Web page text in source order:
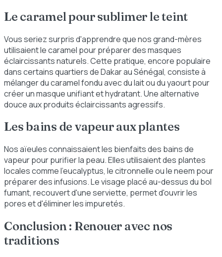
Le caramel pour sublimer le teint
Vous seriez surpris d'apprendre que nos grand-mères
utilisaient le caramel pour préparer des masques
éclaircissants naturels. Cette pratique, encore populaire
dans certains quartiers de Dakar au Sénégal, consiste à
mélanger du caramel fondu avec du lait ou du yaourt pour
créer un masque unifiant et hydratant. Une alternative
douce aux produits éclaircissants agressifs.
Les bains de vapeur aux plantes
Nos aïeules connaissaient les bienfaits des bains de
vapeur pour purifier la peau. Elles utilisaient des plantes
locales comme l'eucalyptus, le citronnelle ou le neem pour
préparer des infusions. Le visage placé au-dessus du bol
fumant, recouvert d'une serviette, permet d'ouvrir les
pores et d'éliminer les impuretés.
Conclusion : Renouer avec nos
traditions